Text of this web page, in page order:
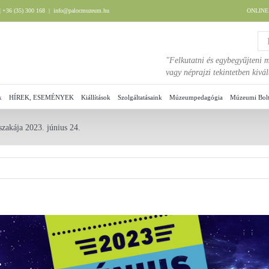
+36 (35) 300 168 | info@palocmuzeum.hu
"Felkutatni és egybegyűjteni
vagy néprajzi tekintetben
HÍREK, ESEMÉNYEK Kiállítások Szolgáltatásaink Múzeumpedagógia Múzeumi Bolt
2023. június 24.